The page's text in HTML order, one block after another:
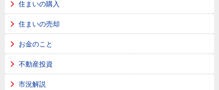
住まいの購入
住まいの売却
お金のこと
不動産投資
市況解説